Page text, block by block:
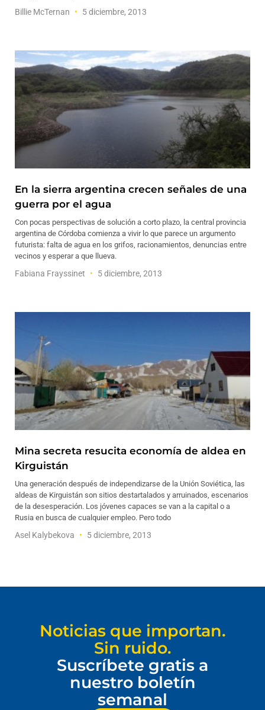
Billie McTernan 5 diciembre, 2013
En la sierra argentina crecen señales de una
guerra por el agua
Con pocas perspectivas de solución a corto plazo, la central provincia
argentina de Córdoba comienza a vivir lo que parece un argumento
futurista: falta de agua en los grifos, racionamientos, denuncias entre
vecinos y esperar a que llueva.
Fabiana Frayssinet 5 diciembre, 2013
Mina secreta resucita economía de aldea en
Kirguistán
Una generación después de independizarse de la Unión Soviética, las
aldeas de Kirguistán son sitios destartalados y arruinados, escenarios
de la desesperación. Los jóvenes capaces se van a la capital o a
Rusia en busca de cualquier empleo. Pero todo
Asel Kalybekova 5 diciembre, 2013
Noticias que importan.
Sin ruido.
Suscríbete gratis a
nuestro boletín
semanal